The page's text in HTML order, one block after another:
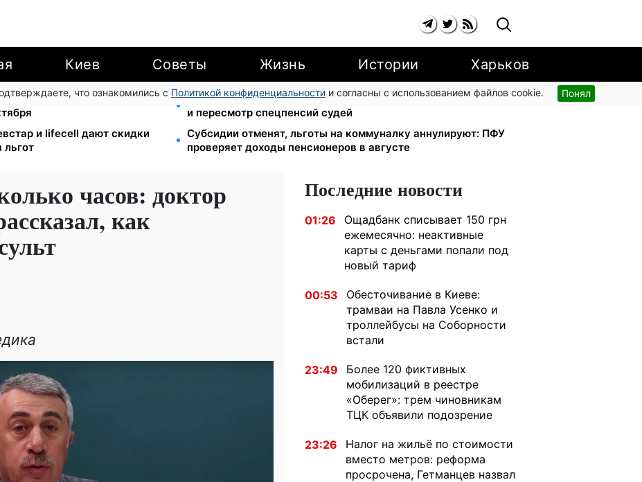
Киев Советы Жизнь Истории Харьков
что ознакомились с Политикой конфиденциальности и согласны с использованием файлов cookie. Понял
Ощадбанк и Mastercard
Пенсионная реформа в сентябре: добровольные накопления
и пересмотр спецпенсий судей
и lifecell дают скидки
Субсидии отменят, льготы на коммуналку аннулируют: ПФУ
проверяет доходы пенсионеров в августе
часов: доктор
как
Последние новости
01:26
Ощадбанк списывает 150 грн
ежемесячно: неактивные
карты с деньгами попали под
новый тариф
00:53
Обесточивание в Киеве:
трамваи на Павла Усенко и
троллейбусы на Соборности
встали
23:49
Более 120 фиктивных
мобилизаций в реестре
«Оберег»: трем чиновникам
ТЦК объявили подозрение
23:26
Налог на жильё по стоимости
вместо метров: реформа
просрочена, Гетманцев назвал